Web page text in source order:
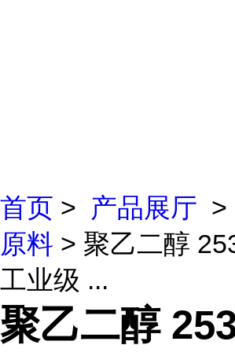
首页 > 产品展厅 >
原料 > 聚乙二醇
工业级 ...
聚乙二醇